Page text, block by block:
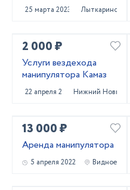
25 марта 2023 Лыткарино
2 000 ₽
Услуги вездехода
манипулятора Камаз
22 апреля 2022 Нижний Новгород
13 000 ₽
Аренда манипулятора
5 апреля 2022 Видное